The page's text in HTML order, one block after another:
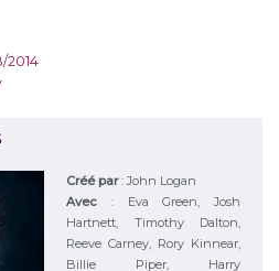
2014
Créé par:John Logan
Avec :
Eva Green, Josh
Hartnett, Timothy Dalton,
Reeve Carney, Rory Kinnear,
Billie Piper, Harry